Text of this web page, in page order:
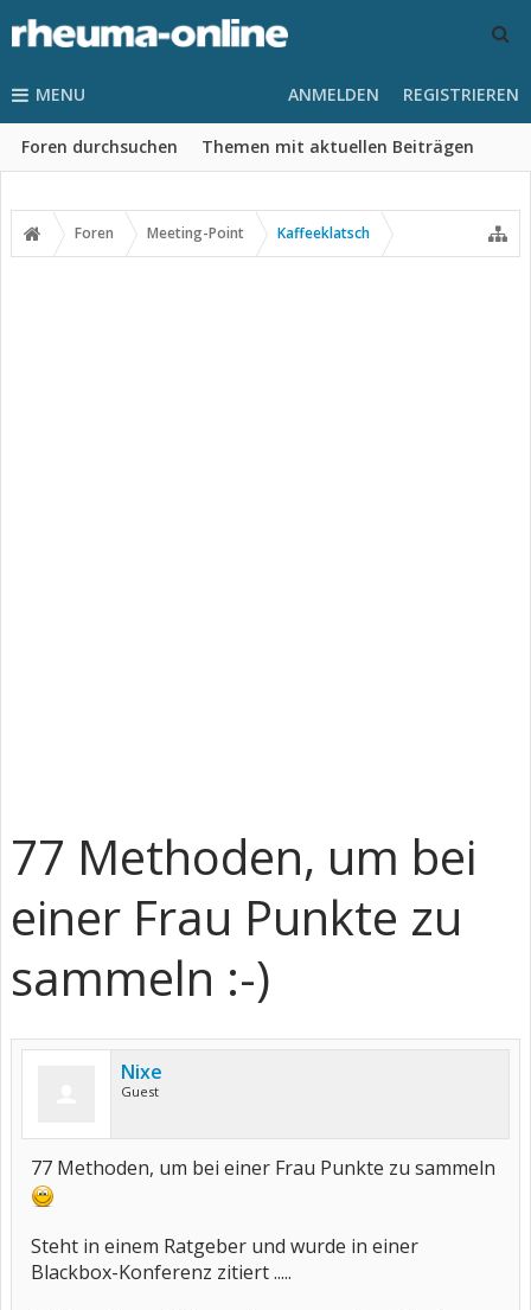
MENU
Foren durchsuchen Themen mit aktuellen Beiträgen
ANMELDEN REGISTRIEREN
Foren Meeting-Point Kaffeeklatsch
77 Methoden, um bei
einer Frau Punkte zu
sammeln :-)
Nixe
Guest
77 Methoden, um bei einer Frau Punkte zu sammeln
Steht in einem Ratgeber und wurde in einer
Blackbox-Konferenz zitiert .....